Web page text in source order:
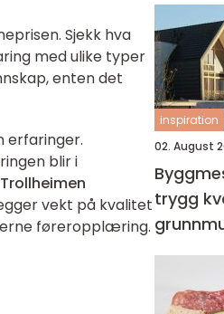
Sjekk hva
med ulike typer
enten det
erfaringer.
blir i
Trollheimen
vekt på kvalitet
føreropplæring.
inspiration
02. August
trygg